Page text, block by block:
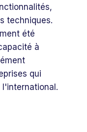
techniques.
été
à
qui